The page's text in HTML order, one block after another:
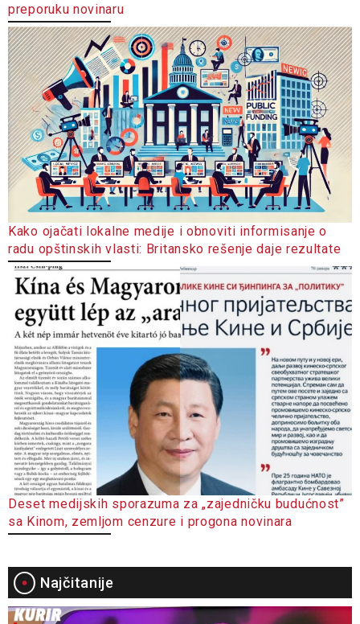
preporuku novinaru
Kako ojačati lokalne medije i obnoviti informisanje o
radu opštinskih vlasti: Britansko rešenje daje rezultate
Deset medijskih sporazuma za „zajedničku budućnost”
sa Kinom, zemljom cenzure i progona novinara
Najčitanije